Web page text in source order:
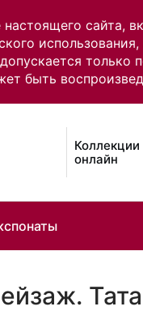
сайта,
только
быть
Коллекции
онлайн